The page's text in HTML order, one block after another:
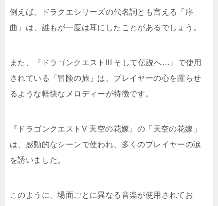
例えば、ドラクエシリーズの代名詞とも言える「序
曲」は、誰もが一度は耳にしたことがあるでしょう。
また、『ドラゴンクエストIII そして伝説へ…』で使用
されている「冒険の旅」は、プレイヤーの心を躍らせ
るような軽快なメロディーが特徴です。
『ドラゴンクエストV 天空の花嫁』の「天空の花嫁」
は、感動的なシーンで使われ、多くのプレイヤーの涙
を誘いました。
このように、場面ごとに異なる音楽が使用されてお